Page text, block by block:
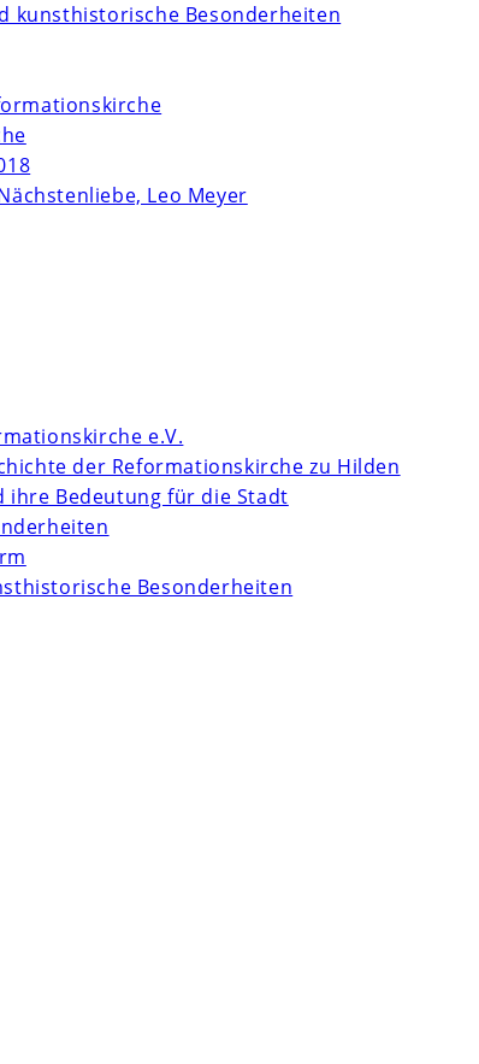
kunsthistorische Besonderheiten
Leo Meyer
e.V.
der Reformationskirche zu Hilden
ihre Bedeutung für die Stadt
Besonderheiten